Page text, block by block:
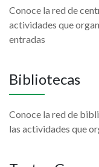
Conoce la red de
actividades que
entradas
Bibliotecas
Conoce la red de
las actividades que